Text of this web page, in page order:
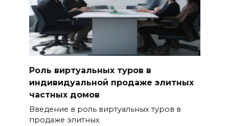
Роль виртуальных туров в
индивидуальной продаже элитных
частных домов
Введение в роль виртуальных туров в
продаже элитных